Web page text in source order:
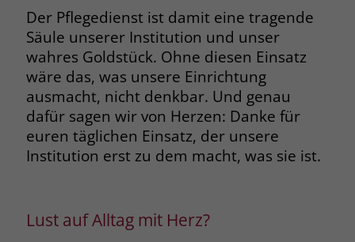
Der Pflegedienst ist damit eine tragende
Säule unserer Institution und unser
wahres Goldstück. Ohne diesen Einsatz
wäre das, was unsere Einrichtung
ausmacht, nicht denkbar. Und genau
dafür sagen wir von Herzen: Danke für
euren täglichen Einsatz, der unsere
Institution erst zu dem macht, was sie ist.
Lust auf Alltag mit Herz?